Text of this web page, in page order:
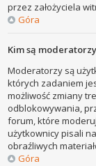
przez założyciela
Góra
Kim są
Moderatorzy są
których zadaniem
możliwość zmiany
odblokowywania,
forum, które
użytkownicy pisali
obraźliwych
Góra